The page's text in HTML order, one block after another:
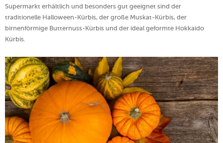
Supermarkt erhältlich und besonders gut geeignet sind der
traditionelle Halloween-Kürbis, der große Muskat-Kürbis, der
birnenförmige Butternuss-Kürbis und der ideal geformte Hokkaido
Kürbis.